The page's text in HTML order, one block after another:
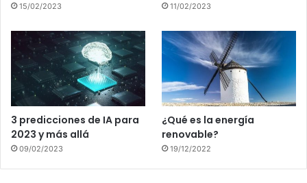
15/02/2023 11/02/2023
3 predicciones de IA para
2023 y más allá
09/02/2023
¿Qué es la energía
renovable?
19/12/2022